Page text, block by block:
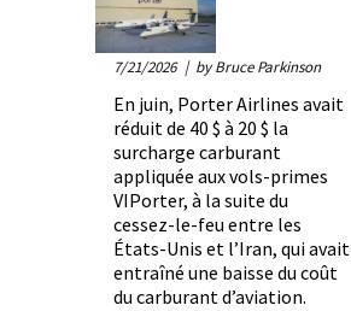
7/21/2026 | by Bruce Parkinson
En juin, Porter Airlines avait
réduit de 40 $ à 20 $ la
surcharge carburant
appliquée aux vols-primes
VIPorter, à la suite du
cessez-le-feu entre les
États-Unis et l’Iran, qui avait
entraîné une baisse du coût
du carburant d’aviation.